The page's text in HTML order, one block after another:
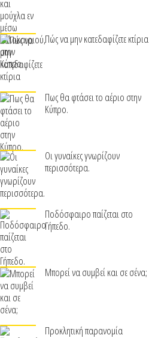
Πώς να μην κατεδαφίζετε κτίρια
Πως θα φτάσει το αέριο στην
Κύπρο.
Οι γυναίκες γνωρίζουν
περισσότερα.
Ποδόσφαιρο παίζεται στο
Γήπεδο.
Μπορεί να συμβεί και σε σένα;
Προκλητική παρανομία